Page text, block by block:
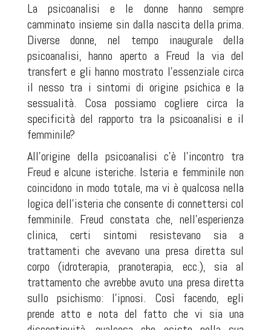
La psicoanalisi e le donne hanno sempre
camminato insieme sin dalla nascita della prima.
Diverse donne, nel tempo inaugurale della
psicoanalisi, hanno aperto a Freud la via del
transfert e gli hanno mostrato l’essenziale circa
il nesso tra i sintomi di origine psichica e la
sessualità. Cosa possiamo cogliere circa la
specificità del rapporto tra la psicoanalisi e il
femminile?
All’origine della psicoanalisi c’è l’incontro tra
Freud e alcune isteriche. Isteria e femminile non
coincidono in modo totale, ma vi è qualcosa nella
logica dell’isteria che consente di connettersi col
femminile. Freud constata che, nell’esperienza
clinica, certi sintomi resistevano sia a
trattamenti che avevano una presa diretta sul
corpo (idroterapia, pranoterapia, ecc.), sia al
trattamento che avrebbe avuto una presa diretta
sullo psichismo: l’ipnosi. Così facendo, egli
prende atto e nota del fatto che vi sia una